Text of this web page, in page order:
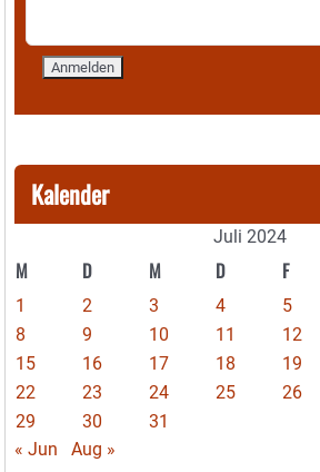
Kalender
Juli 2024
M D M D F
1 2 3 4 5
8
9 10 11 12
15
16 17 18 19
22
23 24 25 26
29
30
31
« Jun
Aug »